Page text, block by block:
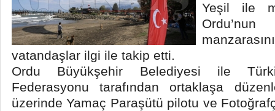
Yeşil ile
vatandaşlar ilgi ile takip etti.
Ordu Büyükşehir Belediyesi ile
Federasyonu tarafından ortaklaşa
üzerinde Yamaç Paraşütü pilotu ve